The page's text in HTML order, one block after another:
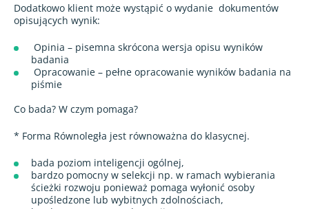
Dodatkowo klient może wystąpić o wydanie dokumentów
opisujących wynik:
Opinia – pisemna skrócona wersja opisu wyników
badania
Opracowanie – pełne opracowanie wyników badania na
piśmie
Co bada? W czym pomaga?
* Forma Równoległa jest równoważna do klasycnej.
bada poziom inteligencji ogólnej,
bardzo pomocny w selekcji np. w ramach wybierania
ścieżki rozwoju ponieważ pomaga wyłonić osoby
upośledzone lub wybitnych zdolnościach,